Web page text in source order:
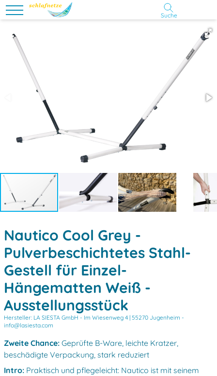
Suche
Nautico Cool Grey -
Pulverbeschichtetes Stahl-
Gestell für Einzel-
Hängematten Weiß -
Ausstellungsstück
Hersteller: LA SIESTA GmbH - Im Wiesenweg 4 | 55270 Jugenheim -
info@lasiesta.com
Zweite Chance: Geprüfte B-Ware, leichte Kratzer,
beschädigte Verpackung, stark reduziert
Intro: Praktisch und pflegeleicht: Nautico ist mit seinem